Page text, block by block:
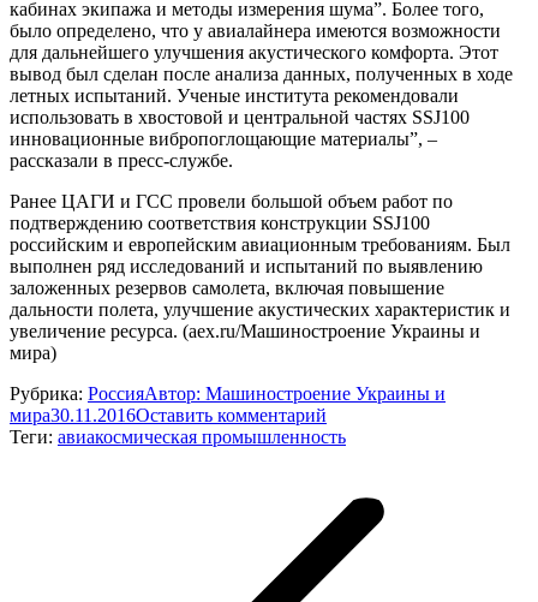
кабинах экипажа и методы измерения шума”. Более того,
было определено, что у авиалайнера имеются возможности
для дальнейшего улучшения акустического комфорта. Этот
вывод был сделан после анализа данных, полученных в ходе
летных испытаний. Ученые института рекомендовали
использовать в хвостовой и центральной частях SSJ100
инновационные вибропоглощающие материалы”, –
рассказали в пресс-службе.
Ранее ЦАГИ и ГСС провели большой объем работ по
подтверждению соответствия конструкции SSJ100
российским и европейским авиационным требованиям. Был
выполнен ряд исследований и испытаний по выявлению
заложенных резервов самолета, включая повышение
дальности полета, улучшение акустических характеристик и
увеличение ресурса. (aex.ru/Машиностроение Украины и
мира)
Рубрика: РоссияАвтор: Машиностроение Украины и
мира30.11.2016Оставить комментарий
Теги: авиакосмическая промышленность